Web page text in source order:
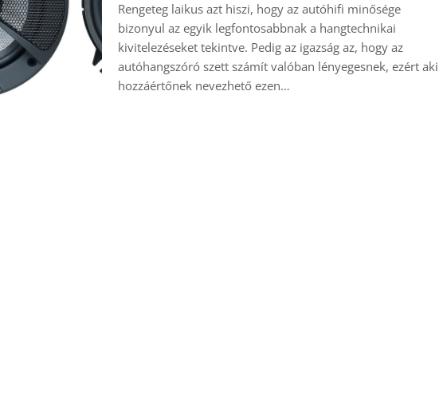
Rengeteg laikus azt hiszi, hogy az autóhifi minősége
bizonyul az egyik legfontosabbnak a hangtechnikai
kivitelezéseket tekintve. Pedig az igazság az, hogy az
autóhangszóró szett számít valóban lényegesnek, ezért aki
hozzáértőnek nevezhető ezen…